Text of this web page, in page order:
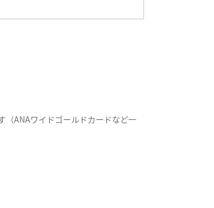
（ANAワイドゴールドカードなど一